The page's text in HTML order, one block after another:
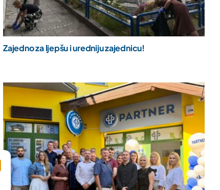
Zajedno za ljepšu i uredniju zajednicu!